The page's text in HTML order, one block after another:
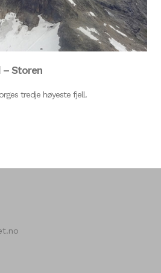
– Storen
tredje høyeste fjell.